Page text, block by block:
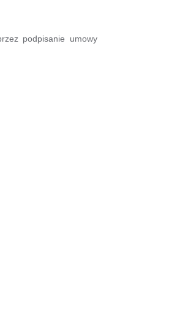
podpisanie umowy